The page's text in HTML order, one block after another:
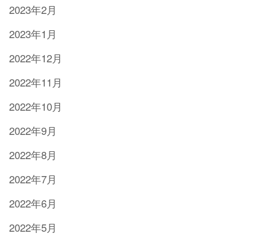
2023年2月
2023年1月
2022年12月
2022年11月
2022年10月
2022年9月
2022年8月
2022年7月
2022年6月
2022年5月